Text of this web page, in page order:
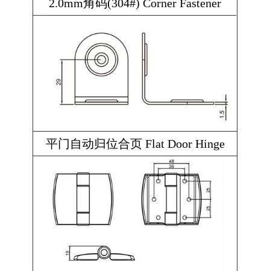
2.0mm角码(304#) Corner Fastener
平门自动归位合页 Flat Door Hinge